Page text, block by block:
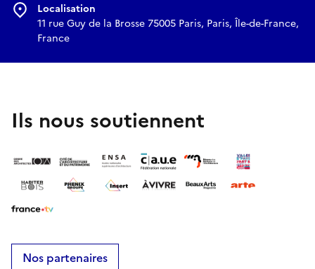
Réserver
Localisation
11 rue Guy de la Brosse 75005 Paris, Paris, Île-de-France,
France
Ils nous soutiennent
Nos partenaires